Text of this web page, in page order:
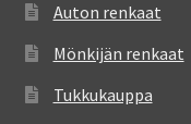
Auton renkaat
Mönkijän renkaat
Tukkukauppa